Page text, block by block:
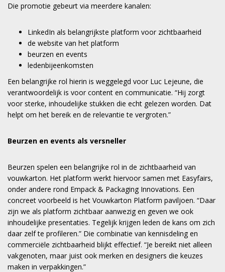
Die promotie gebeurt via meerdere kanalen:
LinkedIn als belangrijkste platform voor zichtbaarheid
de website van het platform
beurzen en events
ledenbijeenkomsten
Een belangrijke rol hierin is weggelegd voor Luc Lejeune, die
verantwoordelijk is voor content en communicatie. “Hij zorgt
voor sterke, inhoudelijke stukken die echt gelezen worden. Dat
helpt om het bereik en de relevantie te vergroten.”
Beurzen en events als versneller
Beurzen spelen een belangrijke rol in de zichtbaarheid van
vouwkarton. Het platform werkt hiervoor samen met Easyfairs,
onder andere rond Empack & Packaging Innovations. Een
concreet voorbeeld is het Vouwkarton Platform paviljoen. “Daar
zijn we als platform zichtbaar aanwezig en geven we ook
inhoudelijke presentaties. Tegelijk krijgen leden de kans om zich
daar zelf te profileren.” Die combinatie van kennisdeling en
commerciële zichtbaarheid blijkt effectief. “Je bereikt niet alleen
vakgenoten, maar juist ook merken en designers die keuzes
maken in verpakkingen.”